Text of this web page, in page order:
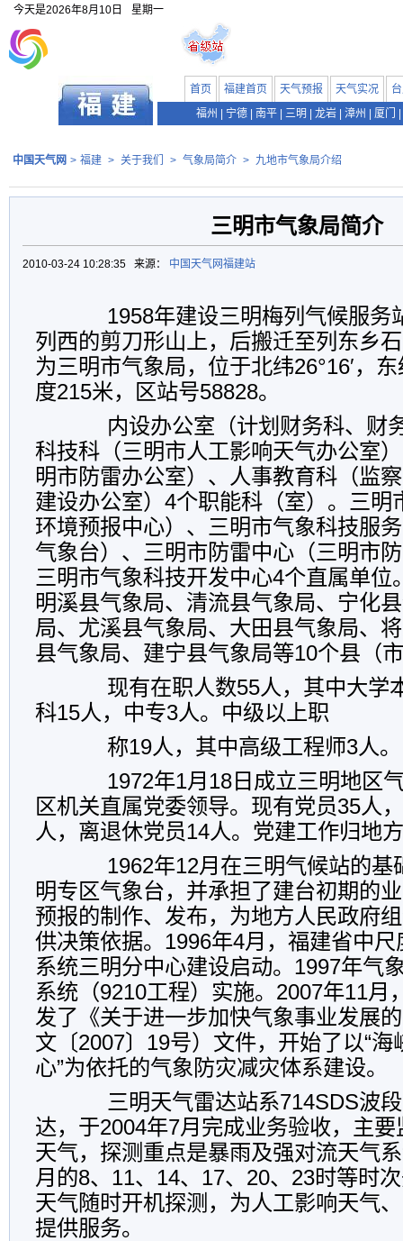
今天是2026年8月10日 星期一
首页 福建首页 天气预报 天气实况
福州
宁德 南平 三明 龙岩 漳州 厦门
中国天气网 > 福建 > 关于我们 > 气象局简介 > 九地市气象局介绍
三明市气象局简介
2010-03-24 10:28:35 来源： 中国天气网福建站
1958年建设三明梅列气候服务
列西的剪刀形山上，后搬迁至列东乡
为三明市气象局，位于北纬26°16′，
度215米，区站号58828。
内设办公室（计划财务科、财
科技科（三明市人工影响天气办公室
明市防雷办公室）、人事教育科（监
建设办公室） 4个职能科（室）。三明
环境预报中心）、
三明市气象科技服
气象台）、三明市防雷中心（三明市
三明市气象科技开发中心4个直属单位
明溪县气象局、清流县气象局、宁化
局、尤溪县气象局、大田县气象局、
县气象局、建宁县气象局等10个县（
现有在职人数55人，其中大学
科15人，中专3人。中级以上职
称19人，其中高级工程师3人。
1972年1月 18 日 成立三明地区
区机关直属党委领导。现有党员35人
人，离退休党员14人。党建工作归地
1962年12月在三明气候站的基
明专区气象台，并承担了建台初期的
预报的制作、发布，为地方人民政府
供决策依据。 1996年4月，福建省中
系统三明分中心建设启动。 1997年气
系统（9210工程）实施。 2007年11月
发了《关于进一步加快气象事业发展
文〔2007〕 19号）文件，开始了以“
心”为依托的气象防灾减灾体系建设。
三明天气雷达站系714SDS波
达，于2004年7月完成业务验收，主
天气，探测重点是暴雨及强对流天气
月的8、 11、 14、 17、 20、 23时等时
天气随时开机探测，为人工影响天气
提供服务。